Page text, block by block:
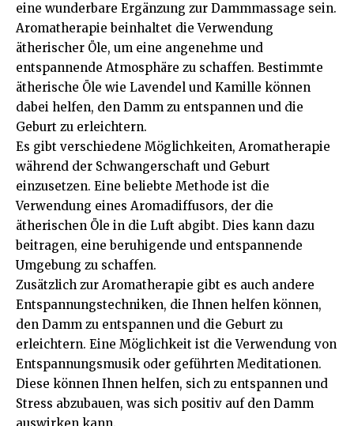
eine wunderbare Ergänzung zur Dammmassage sein.
Aromatherapie beinhaltet die Verwendung
ätherischer Öle, um eine angenehme und
entspannende Atmosphäre zu schaffen. Bestimmte
ätherische Öle wie Lavendel und Kamille können
dabei helfen, den Damm zu entspannen und die
Geburt zu erleichtern.
Es gibt verschiedene Möglichkeiten, Aromatherapie
während der Schwangerschaft und Geburt
einzusetzen. Eine beliebte Methode ist die
Verwendung eines Aromadiffusors, der die
ätherischen Öle in die Luft abgibt. Dies kann dazu
beitragen, eine beruhigende und entspannende
Umgebung zu schaffen.
Zusätzlich zur Aromatherapie gibt es auch andere
Entspannungstechniken, die Ihnen helfen können,
den Damm zu entspannen und die Geburt zu
erleichtern. Eine Möglichkeit ist die Verwendung von
Entspannungsmusik oder geführten Meditationen.
Diese können Ihnen helfen, sich zu entspannen und
Stress abzubauen, was sich positiv auf den Damm